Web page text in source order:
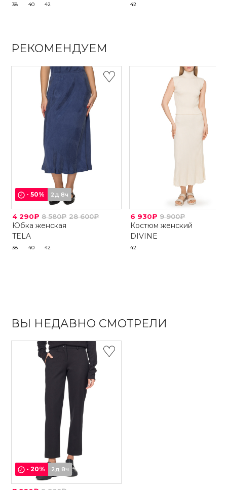
38 40 42 42
РЕКОМЕНДУЕМ
-50% 2д 8ч
4 290₽ 8 580₽ 28 600₽
Юбка женская
TELA
38 40 42
6 930₽ 9 900₽
Костюм женский
DIVINE
42
ВЫ НЕДАВНО СМОТРЕЛИ
-20% 2д 8ч